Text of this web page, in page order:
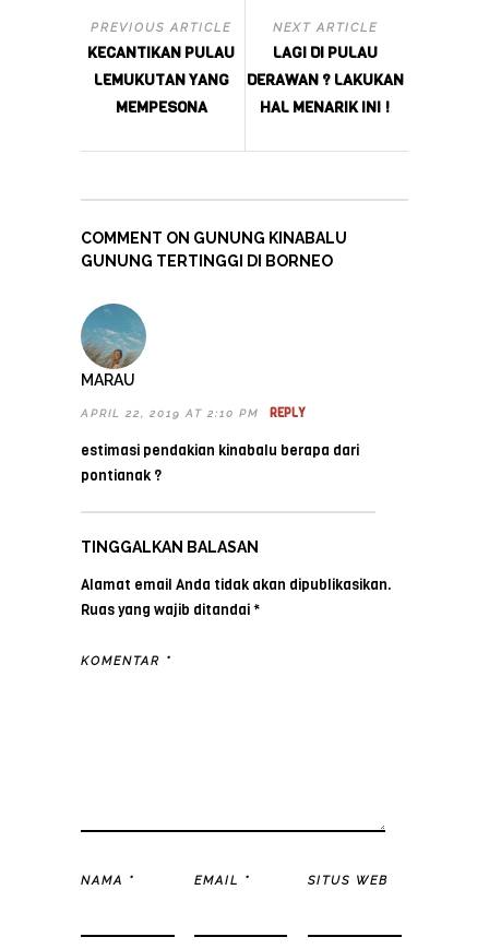
PREVIOUS ARTICLE
KECANTIKAN PULAU
LEMUKUTAN YANG
MEMPESONA
NEXT ARTICLE
LAGI DI PULAU
DERAWAN ? LAKUKAN
HAL MENARIK INI !
COMMENT ON GUNUNG KINABALU
GUNUNG TERTINGGI DI BORNEO
MARAU
APRIL 22, 2019 AT 2:10 PM REPLY
estimasi pendakian kinabalu berapa dari
pontianak ?
TINGGALKAN BALASAN
Alamat email Anda tidak akan dipublikasikan.
Ruas yang wajib ditandai*
KOMENTAR *
NAMA * EMAIL * SITUS WEB